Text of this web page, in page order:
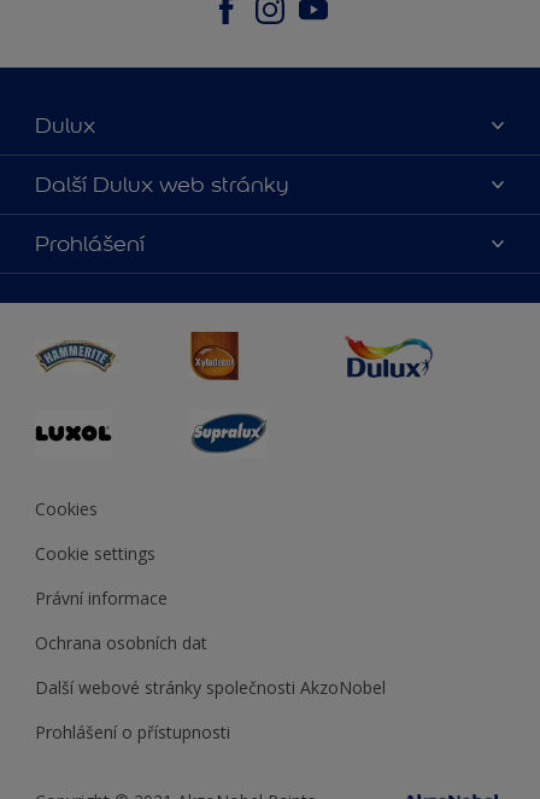
Dulux
O nás
Kontaktujte nás
Najít obchod
Další Dulux web stránky
duluxmalir.cz
duluxmaliar.sk
duluxprodejnabarev.cz
duluxpredajnafarieb.sk
Prohlášení
Cookies
Cookie settings
Právní informace
Ochrana osobních dat
Další webové stránky společnosti AkzoNobel
Prohlášení o přístupnosti